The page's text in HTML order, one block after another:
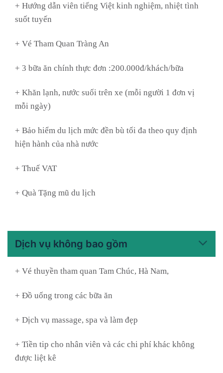
+ Hướng dẫn viên tiếng Việt kinh nghiệm, nhiệt tình
suốt tuyến
+ Vé Tham Quan Tràng An
+ 3 bữa ăn chính thực đơn :200.000đ/khách/bữa
+ Khăn lạnh, nước suối trên xe (mỗi người 1 đơn vị
mỗi ngày)
+ Bảo hiểm du lịch mức đền bù tối đa theo quy định
hiện hành của nhà nước
+ Thuế VAT
+ Quà Tặng mũ du lịch
Dịch vụ không bao gồm
+ Vé thuyền tham quan Tam Chúc, Hà Nam,
+ Đồ uống trong các bữa ăn
+ Dịch vụ massage, spa và làm đẹp
+ Tiền tip cho nhân viên và các chi phí khác không
được liệt kê